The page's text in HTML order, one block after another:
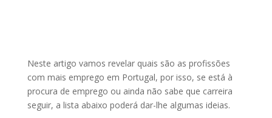
Neste artigo vamos revelar quais são as profissões
com mais emprego em Portugal, por isso, se está à
procura de emprego ou ainda não sabe que carreira
seguir, a lista abaixo poderá dar-lhe algumas ideias.